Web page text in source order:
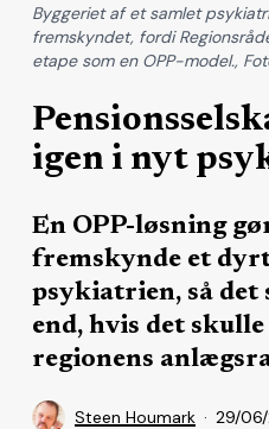
igen i nyt
En OPP-løsning
fremskynde et
psykiatrien, så
end, hvis det
regionens
Steen Houmark 29/
Byggeriet af et samlet
fremskyndet, fordi
etape som en OPP-model.,